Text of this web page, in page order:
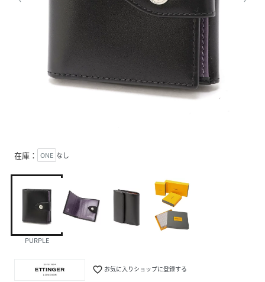
在庫： ONE なし
PURPLE
favorite_border お気に入りショップに登録する